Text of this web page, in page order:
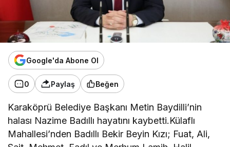
Google'da Abone Ol
0 Paylaş Beğen
Karaköprü Belediye Başkanı Metin Baydilli’nin
halası Nazime Badıllı hayatını kaybetti.Külaflı
Mahallesi’nden Badıllı Bekir Beyin Kızı; Fuat, Ali,